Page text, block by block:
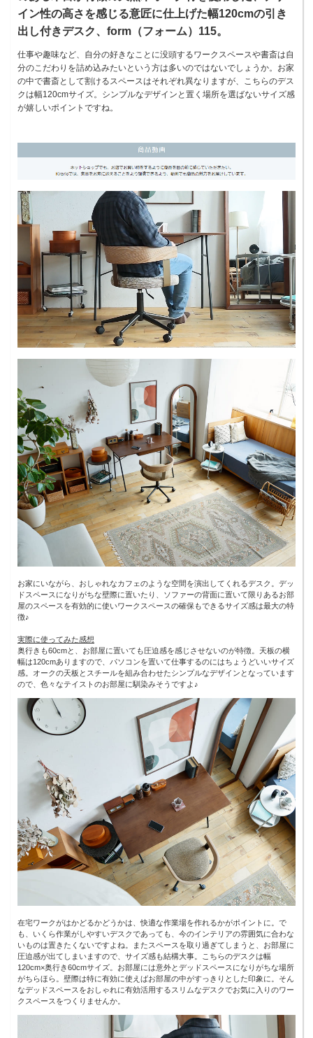
イン性の高さを感じる意匠に仕上げた幅120cmの引き
出し付きデスク、form（フォーム）115。
仕事や趣味など、自分の好きなことに没頭するワークスペースや書斎は自
分のこだわりを詰め込みたいという方は多いのではないでしょうか。お家
の中で書斎として割けるスペースはそれぞれ異なりますが、こちらのデス
クは幅120cmサイズ。シンプルなデザインと置く場所を選ばないサイズ感
が嬉しいポイントですね。
お家にいながら、おしゃれなカフェのような空間を演出してくれるデスク。デッ
ドスペースになりがちな壁際に置いたり、ソファーの背面に置いて限りあるお部
屋のスペースを有効的に使いワークスペースの確保もできるサイズ感は最大の特
徴♪
実際に使ってみた感想
奥行きも60cmと、お部屋に置いても圧迫感を感じさせないのが特徴。天板の横
幅は120cmありますので、パソコンを置いて仕事するのにはちょうどいいサイズ
感。オークの天板とスチールを組み合わせたシンプルなデザインとなっています
ので、色々なテイストのお部屋に馴染みそうですよ♪
在宅ワークがはかどるかどうかは、快適な作業場を作れるかがポイントに。で
も、いくら作業がしやすいデスクであっても、今のインテリアの雰囲気に合わな
いものは置きたくないですよね。またスペースを取り過ぎてしまうと、お部屋に
圧迫感が出てしまいますので、サイズ感も結構大事。こちらのデスクは幅
120cm×奥行き60cmサイズ。お部屋には意外とデッドスペースになりがちな場所
がちらほら。壁際は特に有効に使えばお部屋の中がすっきりとした印象に。そん
なデッドスペースをおしゃれに有効活用するスリムなデスクでお気に入りのワー
クスペースをつくりませんか。